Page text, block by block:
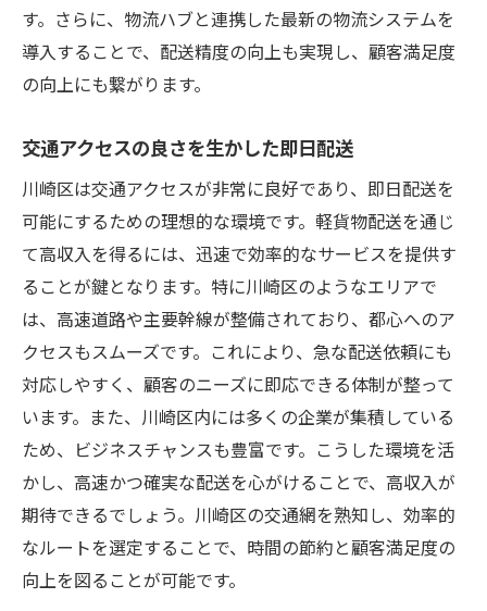
す。さらに、物流ハブと連携した最新の物流システムを
導入することで、配送精度の向上も実現し、顧客満足度
の向上にも繋がります。
交通アクセスの良さを生かした即日配送
川崎区は交通アクセスが非常に良好であり、即日配送を
可能にするための理想的な環境です。軽貨物配送を通じ
て高収入を得るには、迅速で効率的なサービスを提供す
ることが鍵となります。特に川崎区のようなエリアで
は、高速道路や主要幹線が整備されており、都心へのア
クセスもスムーズです。これにより、急な配送依頼にも
対応しやすく、顧客のニーズに即応できる体制が整って
います。また、川崎区内には多くの企業が集積している
ため、ビジネスチャンスも豊富です。こうした環境を活
かし、高速かつ確実な配送を心がけることで、高収入が
期待できるでしょう。川崎区の交通網を熟知し、効率的
なルートを選定することで、時間の節約と顧客満足度の
向上を図ることが可能です。